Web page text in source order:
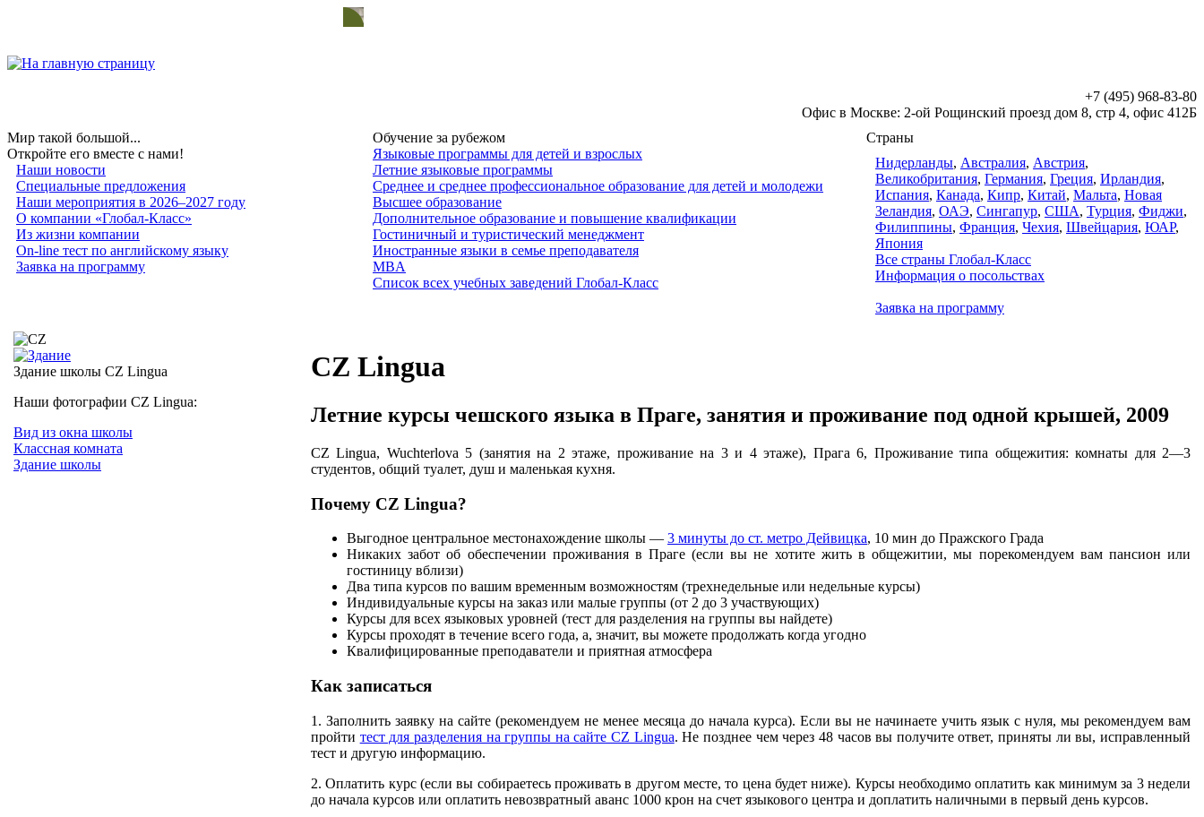
+7 (495) 968-83-80
Офис в Москве: 2-ой Рощинский проезд дом 8, стр 4, офис 412Б
Мир такой большой...
Откройте его вместе с нами!
Наши новости
Специальные предложения
Наши мероприятия в 2026–2027 году
О компании «Глобал-Класс»
Из жизни компании
On-line тест по английскому языку
Заявка на программу
Обучение за рубежом
Страны
Языковые программы для детей и взрослых
Летние языковые программы
Среднее и среднее профессиональное образование для детей и молодежи
Высшее образование
Дополнительное образование и повышение квалификации
Гостиничный и туристический менеджмент
Иностранные языки в семье преподавателя
MBA
Список всех учебных заведений Глобал-Класс
Нидерланды, Австралия, Австрия,
Великобритания, Германия, Греция, Ирландия,
Испания, Канада, Кипр, Китай, Мальта, Новая
Зеландия, ОАЭ, Сингапур, США, Турция, Фиджи,
Филиппины, Франция, Чехия, Швейцария, ЮАР,
Япония
Все страны Глобал-Класс
Информация о посольствах
Заявка на программу
Здание школы CZ Lingua
Наши фотографии CZ Lingua:
Вид из окна школы
Классная комната
Здание школы
CZ Lingua
Летние курсы чешского языка в Праге, занятия и проживание под одной крышей, 2009
CZ Lingua, Wuchterlova 5 (занятия на 2 этаже, проживание на 3 и 4 этаже), Прага 6, Проживание типа общежития: комнаты для 2—3
студентов, общий туалет, душ и маленькая кухня.
Почему CZ Lingua?
Выгодное центральное местонахождение школы — 3 минуты до ст. метро Дейвицка, 10 мин до Пражского Града
Никаких забот об обеспечении проживания в Праге (если вы не хотите жить в общежитии, мы порекомендуем вам пансион или
гостиницу вблизи)
Два типа курсов по вашим временным возможностям (трехнедельные или недельные курсы)
Индивидуальные курсы на заказ или малые группы (от 2 до 3 участвующих)
Курсы для всех языковых уровней (тест для разделения на группы вы найдете)
Курсы проходят в течение всего года, а, значит, вы можете продолжать когда угодно
Квалифицированные преподаватели и приятная атмосфера
Как записаться
1. Заполнить заявку на сайте (рекомендуем не менее месяца до начала курса). Если вы не начинаете учить язык с нуля, мы рекомендуем вам
пройти тест для разделения на группы на сайте CZ Lingua. Не позднее чем через 48 часов вы получите ответ, приняты ли вы, исправленный
тест и другую информацию.
2. Оплатить курс (если вы собираетесь проживать в другом месте, то цена будет ниже). Курсы необходимо оплатить как минимум за 3 недели
до начала курсов или оплатить невозвратный аванс 1000 крон на счет языкового центра и доплатить наличными в первый день курсов.